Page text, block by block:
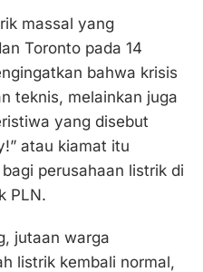
massal yang
Toronto pada 14
bahwa krisis
teknis, melainkan juga
yang disebut
atau kiamat itu
perusahaan listrik di
PLN.
jutaan warga
listrik kembali normal,